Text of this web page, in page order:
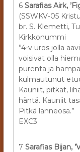
6Sarafias Airk,
(SSWKV-05
br. S. Klemetti,
Kirkkonummi
”4-v uros jolla
voisivat olla
purenta ja
kulmautunut
Kauniit, pitkät,
häntä. Kauniit
Pitkä lanneosa.”
EXC3
7Sarafias Bijan,